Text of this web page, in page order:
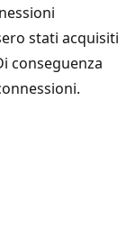
stati acquisiti
conseguenza